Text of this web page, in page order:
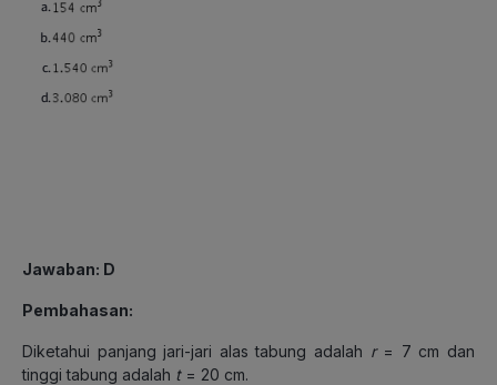
Jawaban: D
Pembahasan:
Diketahui panjang jari-jari alas tabung adalah r= 7 cm dan
tinggi tabung adalah t = 20 cm.